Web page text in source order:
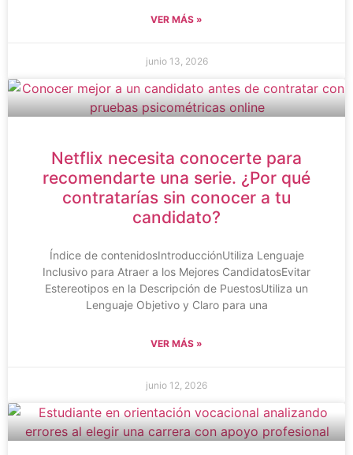
VER MÁS »
junio 13, 2026
Netflix necesita conocerte para
recomendarte una serie. ¿Por qué
contratarías sin conocer a tu
candidato?
Índice de contenidosIntroducciónUtiliza Lenguaje
Inclusivo para Atraer a los Mejores CandidatosEvitar
Estereotipos en la Descripción de PuestosUtiliza un
Lenguaje Objetivo y Claro para una
VER MÁS »
junio 12, 2026